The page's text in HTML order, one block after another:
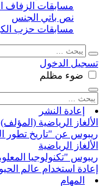
مسابقات الزفاف
نص باتي الجنس
مسابقات حزب
تسجيل الدخول
ضوء مظلم
إعادة النشر
الألغاز الرياضية (المؤلف)
ريبوس عن "تاريخ تطور
الألغاز الرياضية
ريبوس "تكنولوجيا
إعادة استخدام عالم
المهام